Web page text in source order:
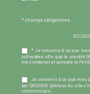
* champs obligatoires
* Je consens à ce que
collectées afin que la société
me contacter et accepte la
Je consens à ce que mes
par ONSSEN (éditeur du site
commerciale.